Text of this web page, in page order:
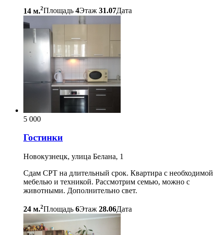
14 м.2Площадь 4Этаж 31.07Дата
5 000
Гостинки
Новокузнецк, улица Белана, 1
Сдам СРТ на длительный срок. Квартира с необходимой
мебелью и техникой. Рассмотрим семью, можно с
животными. Дополнительно свет.
24 м.2Площадь 6Этаж 28.06Дата